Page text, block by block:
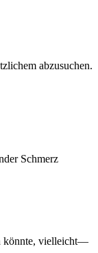
abzusuchen.
Schmerz
könnte, vielleicht—